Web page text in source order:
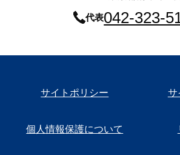
代表042-323-
サイトポリシー サ
個人情報保護について